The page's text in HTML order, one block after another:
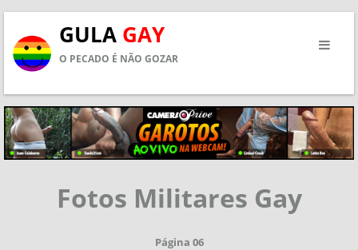
GULA GAY
O PECADO É NÃO GOZAR
Fotos Militares Gay
Página 06